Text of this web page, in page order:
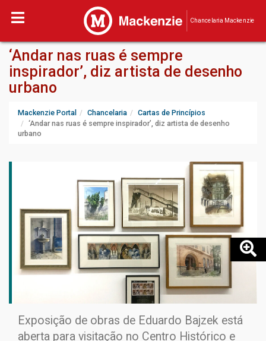
Chancelaria Mackenzie
‘Andar nas ruas é sempre
inspirador’, diz artista de desenho
urbano
Mackenzie Portal Chancelaria
Cartas de Princípios
‘Andar nas ruas é sempre inspirador’, diz artista de desenho
urbano
Exposição de obras de Eduardo Bajzek está
aberta para visitação no Centro Histórico e